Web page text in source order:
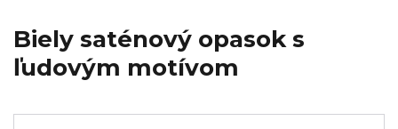
Biely saténový opasok s
ľudovým motívom